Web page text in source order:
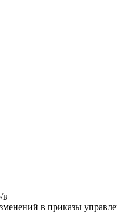
в
в приказы